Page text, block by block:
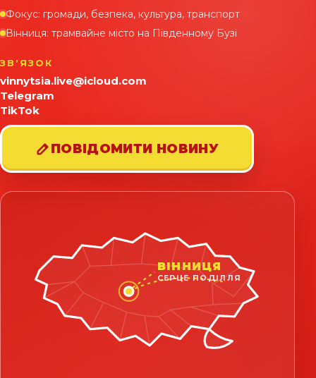
Фокус: громади, безпека, культура, транспорт
Вінниця: трамвайне місто на Південному Бузі
ЗВʼЯЗОК
vinnytsia.live@icloud.com
Telegram
TikTok
ПОВІДОМИТИ НОВИНУ
ВІННИЦЯ
СЕРЦЕ ПОДІЛЛЯ